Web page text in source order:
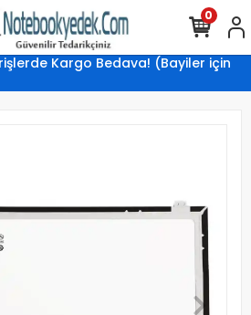
Kargo Bedava! (Bayiler için
0